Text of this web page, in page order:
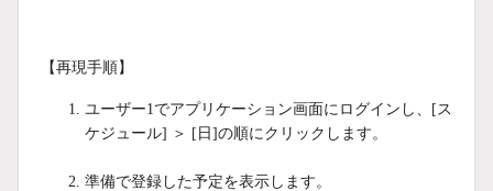
【再現手順】
ユーザー1でアプリケーション画面にログインし、[ス
ケジュール] ＞ [日]の順にクリックします。
準備で登録した予定を表示します。